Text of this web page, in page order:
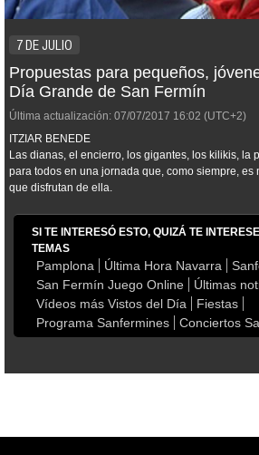
7 DE JULIO
Propuestas para pequeños,
Día Grande de San Fermín
Última actualización: 07/07/2017 16:02 (UTC+2)
ITZIAR BENEDE
Las dianas, el encierro, los gigantes, los kilikis, la
para todos en una jornada que, como siempre, es
que disfrutan de ella.
SI TE INTERESÓ ESTO, QUIZÁ TE
TEMAS
Pamplona Última Hora Navarra
San Fermín Juego Online
Últimas
Vídeos más Vistos del Día
Fiestas
Programa Sanfermines
Conciertos